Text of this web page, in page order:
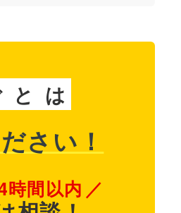
と は
さい！
時間以内